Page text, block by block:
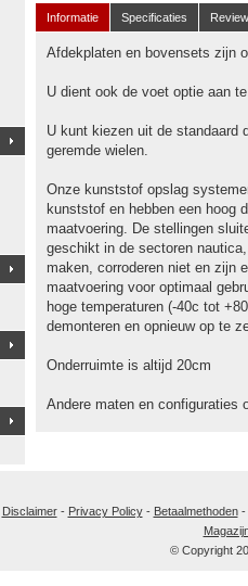
Informatie Specificaties
Afdekplaten en bovensets zijn
U dient ook de voet optie aan
U kunt kiezen uit de standaard
geremde wielen.
Onze kunststof opslag
kunststof en hebben een hoog
maatvoering. De stellingen
geschikt in de sectoren
maken, corroderen niet en zijn
maatvoering voor optimaal
hoge temperaturen (-40c tot
demonteren en opnieuw op te
Onderruimte is altijd 20cm
Andere maten en configuraties
Disclaimer- Privacy Policy- Betaalmethoden-
© Copyright